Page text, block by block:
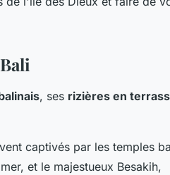
, ses rizières en
captivés par les temples
et le majestueux Besakih,